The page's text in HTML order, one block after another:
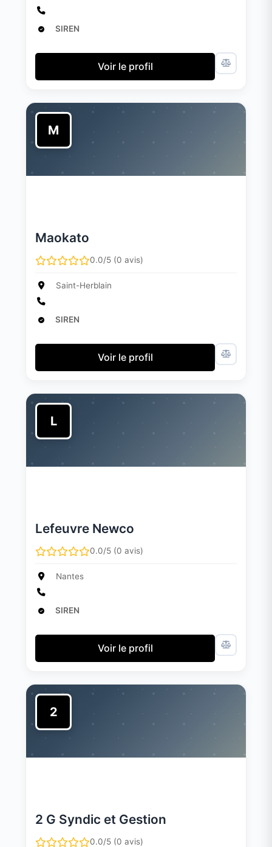
SIREN
Voir le profil
M
Maokato
0.0/5 (0 avis)
Saint-Herblain
SIREN
Voir le profil
L
Lefeuvre Newco
0.0/5 (0 avis)
Nantes
SIREN
Voir le profil
2
2 G Syndic et Gestion
0.0/5 (0 avis)